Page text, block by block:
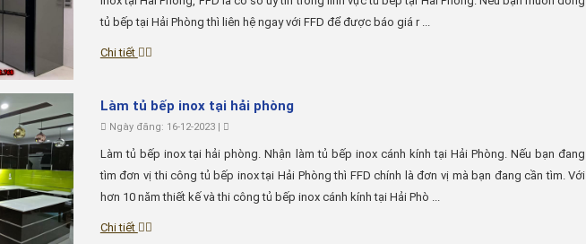
tủ bếp tại Hải Phòng thì liên hệ ngay với FFD để được báo giá r ...
Chi tiết
Làm tủ bếp inox tại hải phòng
Ngày đăng: 16-12-2023 |
Làm tủ bếp inox tại hải phòng. Nhận làm tủ bếp inox cánh kính tại Hải Phòng. Nếu bạn đang
tìm đơn vị thi công tủ bếp inox tại Hải Phòng thì FFD chính là đơn vị mà bạn đang cần tìm. Với
hơn 10 năm thiết kế và thi công tủ bếp inox cánh kính tại Hải Phò ...
Chi tiết